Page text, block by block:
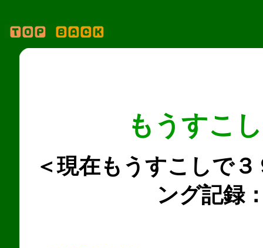
もうすこ
＜現在もうすこしで
ング記録